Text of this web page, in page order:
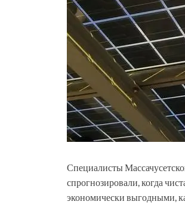
Специалисты
спрогнозировали, когда
экономически выгодными,